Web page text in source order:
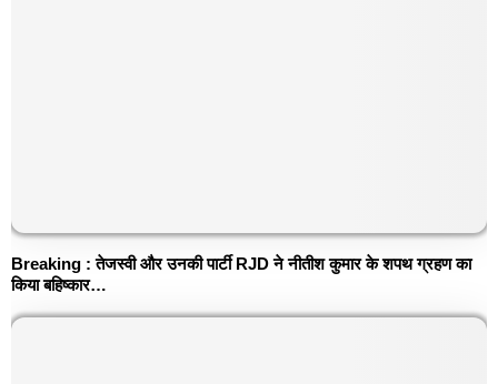
Breaking : तेजस्वी और उनकी पार्टी RJD ने नीतीश कुमार के शपथ ग्रहण का
किया बहिष्कार…